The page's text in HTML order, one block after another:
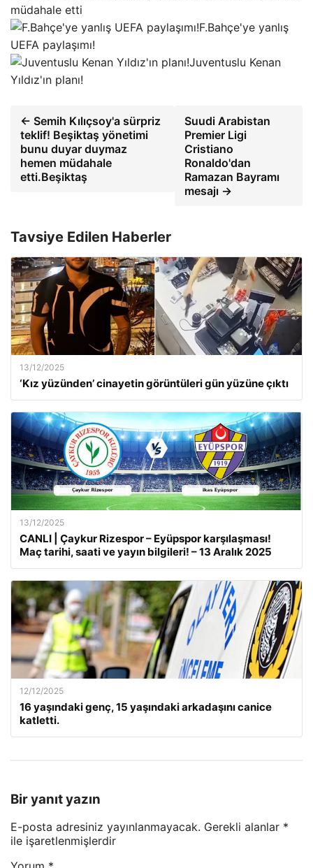
müdahale etti
F.Bahçe'ye yanlış
UEFA paylaşımı!
Juventuslu Kenan
Yıldız'ın planı!
← Semih Kılıçsoy'a sürpriz
teklif! Beşiktaş yönetimi
bunu duyar duymaz
hemen müdahale
etti.Beşiktaş
Suudi Arabistan
Premier Ligi
Cristiano
Ronaldo'dan
Ramazan Bayramı
mesajı →
Tavsiye Edilen Haberler
13/12/2025
‘Kız yüzünden’ cinayetin görüntüleri gün yüzüne çıktı
13/12/2025
CANLI | Çaykur Rizespor – Eyüpspor karşılaşması!
Maç tarihi, saati ve yayın bilgileri! – 13 Aralık 2025
12/12/2025
16 yaşındaki genç, 15 yaşındaki arkadaşını canice
katletti.
Bir yanıt yazın
E-posta adresiniz yayınlanmayacak. Gerekli alanlar *
ile işaretlenmişlerdir